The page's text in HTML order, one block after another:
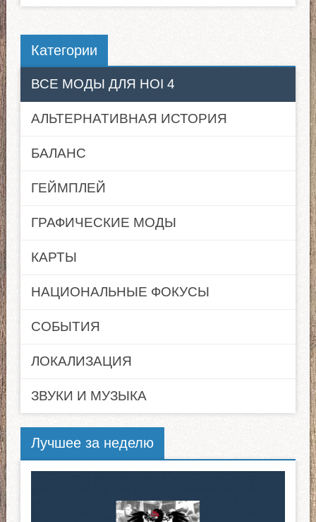
Категории
ВСЕ МОДЫ ДЛЯ HOI 4
АЛЬТЕРНАТИВНАЯ ИСТОРИЯ
БАЛАНС
ГЕЙМПЛЕЙ
ГРАФИЧЕСКИЕ МОДЫ
КАРТЫ
НАЦИОНАЛЬНЫЕ ФОКУСЫ
СОБЫТИЯ
ЛОКАЛИЗАЦИЯ
ЗВУКИ И МУЗЫКА
Лучшее за неделю